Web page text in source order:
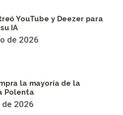
YouTube y Deezer para
IA
de 2026
la mayoría de la
Polenta
de 2026